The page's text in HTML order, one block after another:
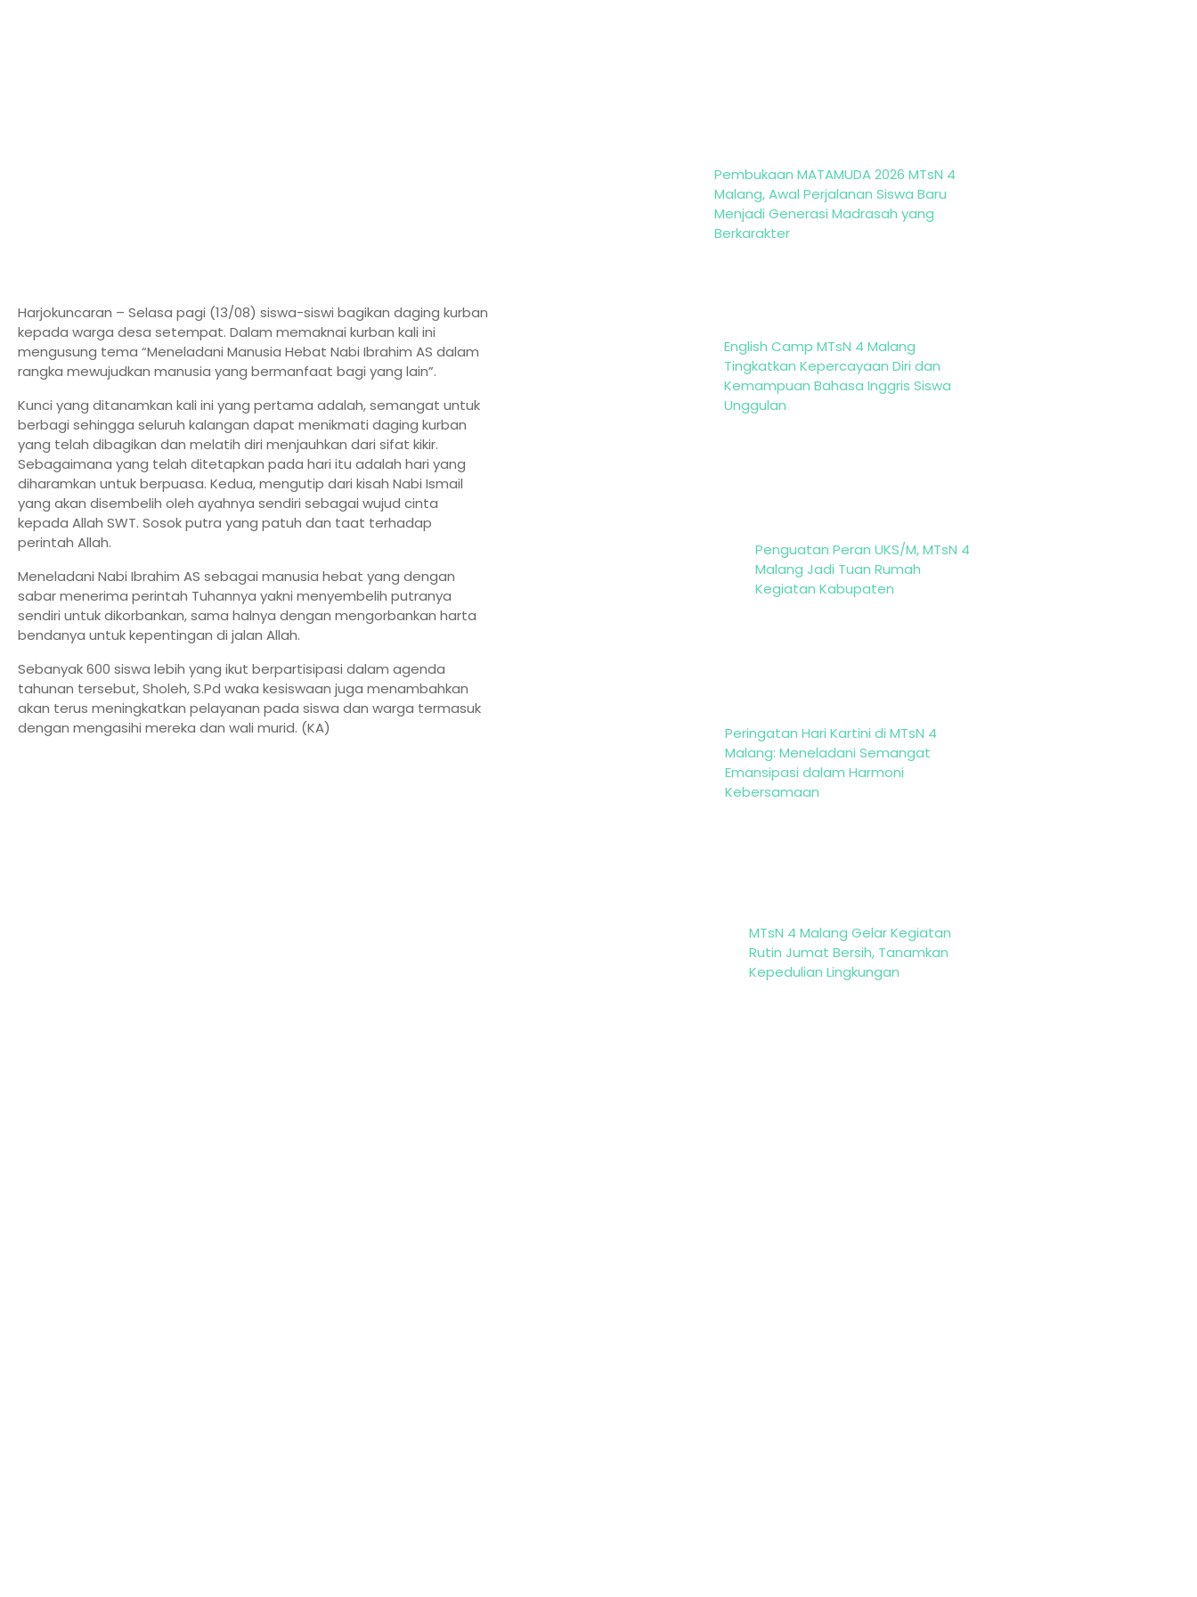
Harjokuncaran – Selasa pagi (13/08) siswa-siswi bagikan daging kurban
kepada warga desa setempat. Dalam memaknai kurban kali ini
mengusung tema “Meneladani Manusia Hebat Nabi Ibrahim AS dalam
rangka mewujudkan manusia yang bermanfaat bagi yang lain”.
Kunci yang ditanamkan kali ini yang pertama adalah, semangat untuk
berbagi sehingga seluruh kalangan dapat menikmati daging kurban
yang telah dibagikan dan melatih diri menjauhkan dari sifat kikir.
Sebagaimana yang telah ditetapkan pada hari itu adalah hari yang
diharamkan untuk berpuasa. Kedua, mengutip dari kisah Nabi Ismail
yang akan disembelih oleh ayahnya sendiri sebagai wujud cinta
kepada Allah SWT. Sosok putra yang patuh dan taat terhadap
perintah Allah.
Meneladani Nabi Ibrahim AS sebagai manusia hebat yang dengan
sabar menerima perintah Tuhannya yakni menyembelih putranya
sendiri untuk dikorbankan, sama halnya dengan mengorbankan harta
bendanya untuk kepentingan di jalan Allah.
Sebanyak 600 siswa lebih yang ikut berpartisipasi dalam agenda
tahunan tersebut, Sholeh, S.Pd waka kesiswaan juga menambahkan
akan terus meningkatkan pelayanan pada siswa dan warga termasuk
dengan mengasihi mereka dan wali murid. (KA)
Pembukaan MATAMUDA 2026 MTsN 4
Malang, Awal Perjalanan Siswa Baru
Menjadi Generasi Madrasah yang
Berkarakter
English Camp MTsN 4 Malang
Tingkatkan Kepercayaan Diri dan
Kemampuan Bahasa Inggris Siswa
Unggulan
Penguatan Peran UKS/M, MTsN 4
Malang Jadi Tuan Rumah
Kegiatan Kabupaten
Peringatan Hari Kartini di MTsN 4
Malang: Meneladani Semangat
Emansipasi dalam Harmoni
Kebersamaan
MTsN 4 Malang Gelar Kegiatan
Rutin Jumat Bersih, Tanamkan
Kepedulian Lingkungan